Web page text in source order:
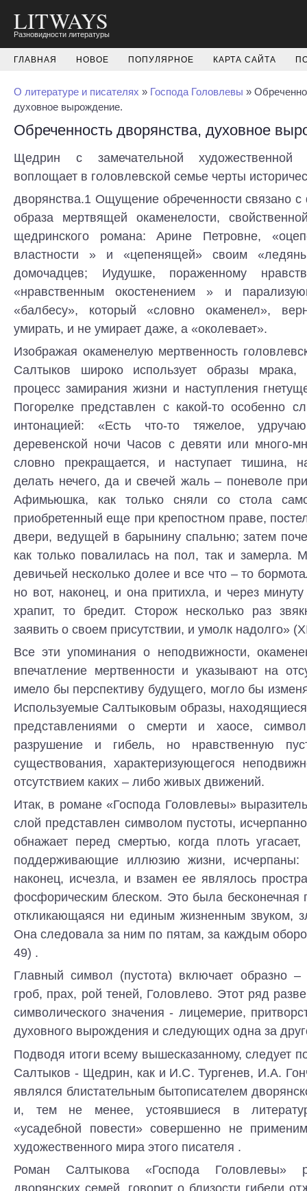
LITWAYS
Разновидности литературы
ГЛАВНАЯ НОВОЕ ПОПУЛЯРНОЕ КАРТА САЙТА
О литературе и писателях » Господа Головлевы »
духовное вырождение.
Обреченность дворянства, духовное
Щедрин с замечательной художественной
воплощает в головлевской семье черты
дворянства.1 Ощущение обреченности связано
образа мертвящей окаменелости,
щедринского романа: Арине Петровне,
властности » и «цепенящей» своим
домочадцев; Иудушке, пораженному
«нравственным окостенением » и
«балбесу», который «словно окаменел»,
умирать, и не умирает даже, а «околевает».
Изображая окаменелую мертвенность
Салтыков широко использует образы
процесс замирания жизни и наступления
Погорелке представлен с какой-то особенно
интонацией: «Есть что-то тяжелое,
деревенской ночи Часов с девяти или много-
словно прекращается, и наступает тишина,
делать нечего, да и свечей жаль – поневоле
Афимьюшка, как только сняли со стола
приобретенный еще при крепостном праве,
двери, ведущей в барынину спальню; затем
как только повалилась на пол, так и замерла.
девичьей несколько долее и все что – то
но вот, наконец, и она притихла, и через
храпит, то бредит. Сторож несколько раз
заявить о своем присутствии, и умолк надолго»
Все эти упоминания о неподвижности,
впечатление мертвенности и указывают на
имело бы перспективу будущего, могло бы
Используемые Салтыковым образы,
представлениями о смерти и хаосе,
разрушение и гибель, но нравственную
существования, характеризующегося
отсутствием каких – либо живых движений.
Итак, в романе «Господа Головлевы»
слой представлен символом пустоты,
обнажает перед смертью, когда плоть
поддерживающие иллюзию жизни,
наконец, исчезла, и взамен ее являлось
фосфорическим блеском. Это была бесконечная
откликающаяся ни единым жизненным звуком,
Она следовала за ним по пятам, за каждым
49) .
Главный символ (пустота) включает образно –
гроб, прах, рой теней, Головлево. Этот ряд
символического значения - лицемерие,
духовного вырождения и следующих одна за
Подводя итоги всему вышесказанному, следует
Салтыков - Щедрин, как и И.С. Тургенев, И.А.
являлся блистательным бытописателем
и, тем не менее, устоявшиеся в
«усадебной повести» совершенно не
художественного мира этого писателя .
Роман Салтыкова «Господа Головлевы»
дворянских семей, говорит о близости гибели